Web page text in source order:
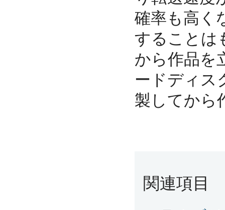
確率も高く
することは
から作品を
ードディス
製してから
関連項目